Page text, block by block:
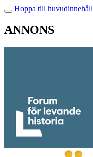
Hoppa till huvudinnehåll
ANNONS